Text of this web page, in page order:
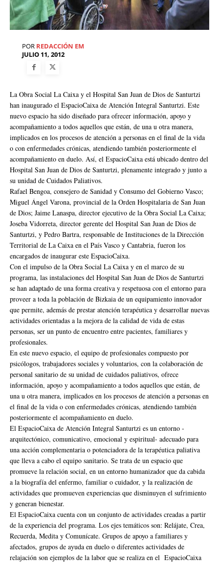
POR REDACCIÓN EM
JULIO 11, 2012
La Obra Social La Caixa y el Hospital San Juan de Dios de Santurtzi
han inaugurado el EspacioCaixa de Atención Integral Santurtzi. Este
nuevo espacio ha sido diseñado para ofrecer información, apoyo y
acompañamiento a todos aquellos que están, de una u otra manera,
implicados en los procesos de atención a personas en el final de la vida
o con enfermedades crónicas, atendiendo también posteriormente el
acompañamiento en duelo. Así, el EspacioCaixa está ubicado dentro del
Hospital San Juan de Dios de Santurtzi, plenamente integrado y junto a
su unidad de Cuidados Paliativos.
Rafael Bengoa, consejero de Sanidad y Consumo del Gobierno Vasco;
Miguel Ángel Varona, provincial de la Orden Hospitalaria de San Juan
de Dios; Jaime Lanaspa, director ejecutivo de la Obra Social La Caixa;
Joseba Vidorreta, director gerente del Hospital San Juan de Dios de
Santurtzi, y Pedro Bartra, responsable de Instituciones de la Dirección
Territorial de La Caixa en el País Vasco y Cantabria, fueron los
encargados de inaugurar este EspacioCaixa.
Con el impulso de la Obra Social La Caixa y en el marco de su
programa, las instalaciones del Hospital San Juan de Dios de Santurtzi
se han adaptado de una forma creativa y respetuosa con el entorno para
proveer a toda la población de Bizkaia de un equipamiento innovador
que permite, además de prestar atención terapéutica y desarrollar nuevas
actividades orientadas a la mejora de la calidad de vida de estas
personas, ser un punto de encuentro entre pacientes, familiares y
profesionales.
En este nuevo espacio, el equipo de profesionales compuesto por
psicólogos, trabajadores sociales y voluntarios, con la colaboración de
personal sanitario de su unidad de cuidados paliativos, ofrece
información, apoyo y acompañamiento a todos aquellos que están, de
una u otra manera, implicados en los procesos de atención a personas en
el final de la vida o con enfermedades crónicas, atendiendo también
posteriormente el acompañamiento en duelo.
El EspacioCaixa de Atención Integral Santurtzi es un entorno -
arquitectónico, comunicativo, emocional y espiritual- adecuado para
una acción complementaria o potenciadora de la terapéutica paliativa
que lleva a cabo el equipo sanitario. Se trata de un espacio que
promueve la relación social, en un entorno humanizador que da cabida
a la biografía del enfermo, familiar o cuidador, y la realización de
actividades que promueven experiencias que disminuyen el sufrimiento
y generan bienestar.
El EspacioCaixa cuenta con un conjunto de actividades creadas a partir
de la experiencia del programa. Los ejes temáticos son: Relájate, Crea,
Recuerda, Medita y Comunícate. Grupos de apoyo a familiares y
afectados, grupos de ayuda en duelo o diferentes actividades de
relajación son ejemplos de la labor que se realiza en el EspacioCaixa